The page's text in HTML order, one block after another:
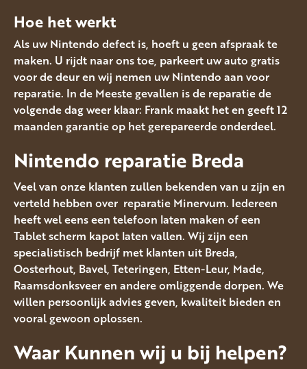
Hoe het werkt
Als uw Nintendo defect is, hoeft u geen afspraak te
maken. U rijdt naar ons toe, parkeert uw auto gratis
voor de deur en wij nemen uw Nintendo aan voor
reparatie. In de Meeste gevallen is de reparatie de
volgende dag weer klaar: Frank maakt het en geeft 12
maanden garantie op het gerepareerde onderdeel.
Nintendo reparatie Breda
Veel van onze klanten zullen bekenden van u zijn en
verteld hebben over reparatie Minervum. Iedereen
heeft wel eens een telefoon laten maken of een
Tablet scherm kapot laten vallen. Wij zijn een
specialistisch bedrijf met klanten uit Breda,
Oosterhout, Bavel, Teteringen, Etten-Leur, Made,
Raamsdonksveer en andere omliggende dorpen. We
willen persoonlijk advies geven, kwaliteit bieden en
vooral gewoon oplossen.
Waar Kunnen wij u bij helpen?